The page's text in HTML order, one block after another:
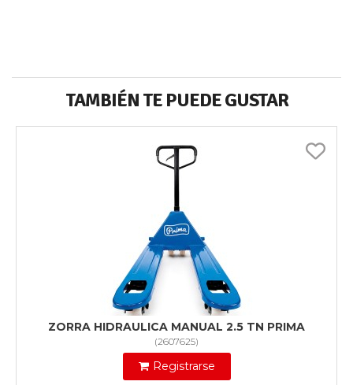
TAMBIÉN TE PUEDE GUSTAR
ZORRA HIDRAULICA MANUAL 2.5 TN PRIMA
(2607625)
Registrarse